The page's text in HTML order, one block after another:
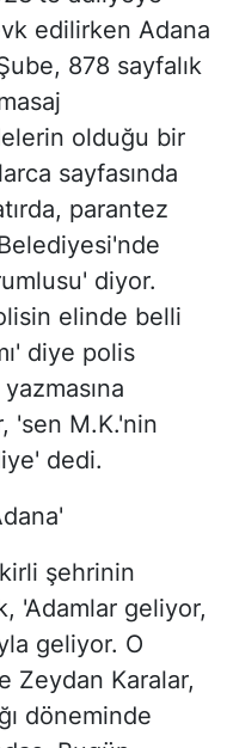
edilirken Adana
878 sayfalık
olduğu bir
sayfasında
parantez
diyor.
elinde belli
diye polis
'sen M.K.'nin
dedi.
şehrinin
'Adamlar geliyor,
geliyor. O
Zeydan Karalar,
döneminde